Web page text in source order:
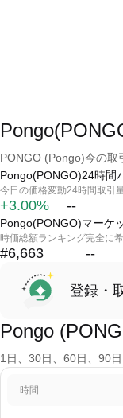
PONGO (Pongo)今の取
Pongo(PONGO)24時間
今日の価格変動
+3.00%
24時間取引
--
Pongo(PONGO)マーケ
時価総額ランキング
#6,663
完全に
--
登録・
Pongo
1日、30日、60日、90
時間